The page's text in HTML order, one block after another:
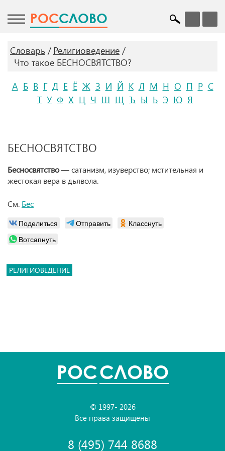
POCСЛОВО
Словарь
Религиоведение
Что такое БЕСНОСВЯТСТВО?
А Б В Г Д Е Ё Ж З И Й К Л М Н О П Р С
Т У Ф Х Ц Ч Ш Щ Ъ Ы Ь Э Ю Я
БЕСНОСВЯТСТВО
Бесносвятство— сатанизм, изуверство; мстительная и
жестокая вера в дьявола.
См. Бес
Поделиться Отправить
Класснуть
Вотсапнуть
РЕЛИГИОВЕДЕНИЕ
POCСЛОВО
© 1997- 2026
Все права защищены
8 (495) 744 8688